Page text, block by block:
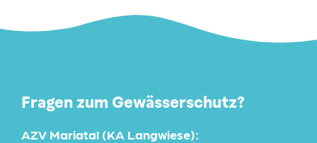
Fragen zum Gewässerschutz?
AZV Mariatal (KA Langwiese):